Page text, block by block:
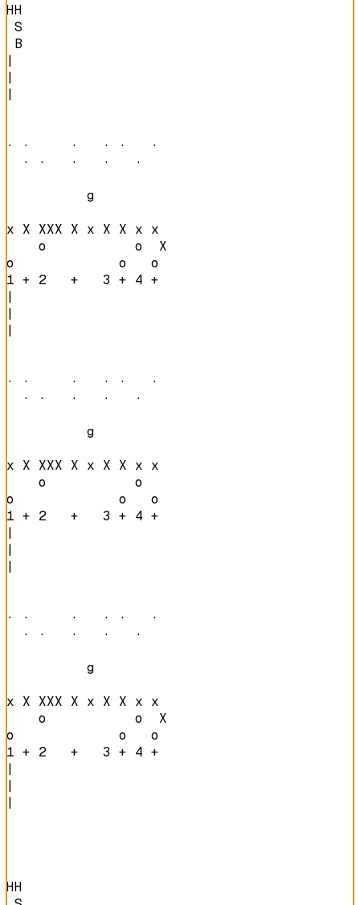
HH
S
B
|
|
|
· ·     ·   · ·   ·
  · ·   ·   ·   ·
          g
x X XXX X x X X x x
    o           o  X
o             o   o
1 + 2   +   3 + 4 +
|
|
|
· ·     ·   · ·   ·
  · ·   ·   ·   ·
          g
x X XXX X x X X x x
    o           o
o             o   o
1 + 2   +   3 + 4 +
|
|
|
· ·     ·   · ·   ·
  · ·   ·   ·   ·
          g
x X XXX X x X X x x
    o           o  X
o             o   o
1 + 2   +   3 + 4 +
|
|
|
HH